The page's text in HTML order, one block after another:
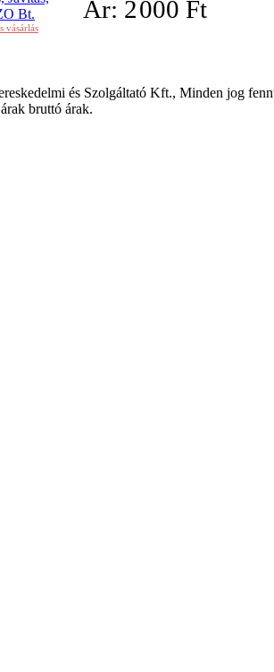
vásárlás
Ár: 2000 Ft
és Szolgáltató Kft., Minden jog
bruttó árak.